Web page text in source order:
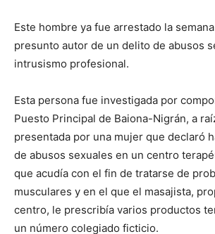
Este hombre ya fue arrestado la
presunto autor de un delito de abusos
intrusismo profesional.
Esta persona fue investigada por
Puesto Principal de Baiona-Nigrán, a
presentada por una mujer que declaró
de abusos sexuales en un centro
que acudía con el fin de tratarse de
musculares y en el que el masajista,
centro, le prescribía varios productos
un número colegiado ficticio.